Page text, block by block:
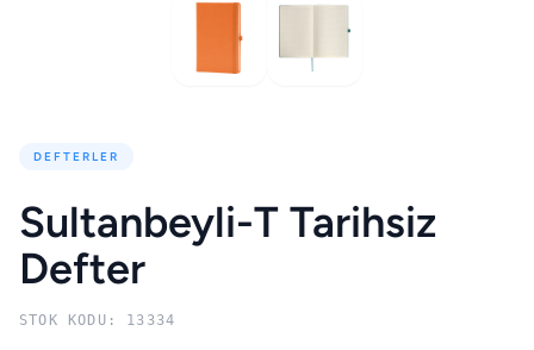
DEFTERLER
Sultanbeyli-T Tarihsiz
Defter
STOK KODU: 13334